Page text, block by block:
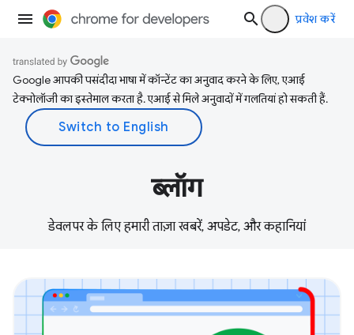
प्रवेश करें
Google आपकी पसंदीदा भाषा में कॉन्टेंट का अनुवाद करने के लिए, एआई
टेक्नोलॉजी का इस्तेमाल करता है. एआई से मिले अनुवादों में गलतियां हो सकती हैं.
ब्लॉग
डेवलपर के लिए हमारी ताज़ा खबरें, अपडेट, और कहानियां